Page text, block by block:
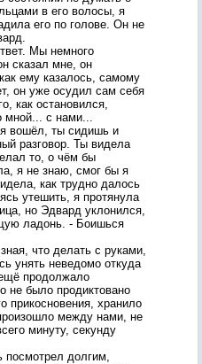
в его волосы, я
его по голове. Он не
Мы немного
сказал мне, он
ему казалось, самому
он уже осудил сам себя
как остановился,
мной... с нами...
вошёл, ты сидишь и
разговор. Ты видела
то, о чём бы
я не знаю, смог бы я
как трудно далось
утешить, я протянула
но Эдвард уклонился,
ладонь. - Боишься
что делать с руками,
унять неведомо откуда
продолжало
не было продиктовано
прикосновения, хранило
между нами, не
минуту, секунду
посмотрел долгим,